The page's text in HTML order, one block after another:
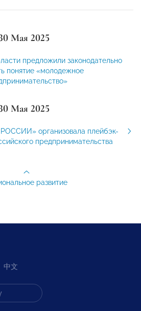
Мая 2025
предложили законодательно
понятие «молодежное
Мая 2025
организовала плейбэк-
предпринимательства
развитие
中文